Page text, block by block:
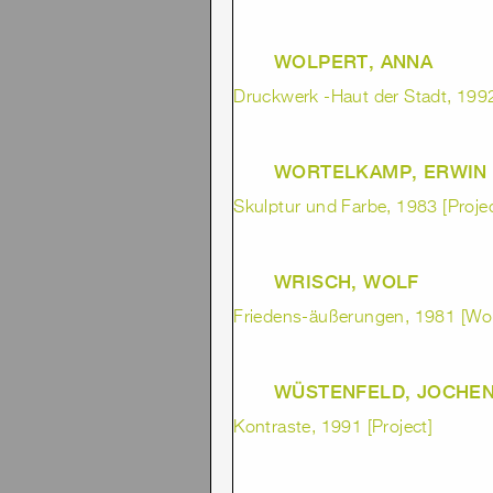
WOLPERT, ANNA
Druckwerk -Haut der Stadt,
WORTELKAMP, ERWIN
Skulptur und Farbe, 1983
WRISCH, WOLF
Friedens-äußerungen, 1981
WÜSTENFELD, JOCHEN
Kontraste, 1991 [Project]